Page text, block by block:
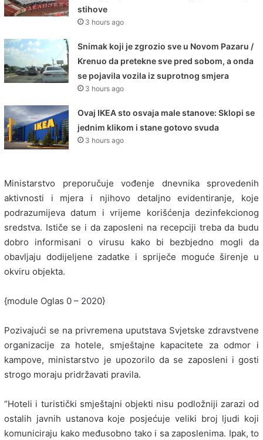
stihove
3 hours ago
Snimak koji je zgrozio sve u Novom Pazaru /
Krenuo da pretekne sve pred sobom, a onda
se pojavila vozila iz suprotnog smjera
3 hours ago
Ovaj IKEA sto osvaja male stanove: Sklopi se
jednim klikom i stane gotovo svuda
3 hours ago
Ministarstvo preporučuje vođenje dnevnika sprovedenih
aktivnosti i mjera i njihovo detaljno evidentiranje, koje
podrazumijeva datum i vrijeme korišćenja dezinfekcionog
sredstva. Ističe se i da zaposleni na recepciji treba da budu
dobro informisani o virusu kako bi bezbjedno mogli da
obavljaju dodijeljene zadatke i spriječe moguće širenje u
okviru objekta.
{module Oglas 0 – 2020}
Pozivajući se na privremena uputstava Svjetske zdravstvene
organizacije za hotele, smještajne kapacitete za odmor i
kampove, ministarstvo je upozorilo da se zaposleni i gosti
strogo moraju pridržavati pravila.
“Hoteli i turistički smještajni objekti nisu podložniji zarazi od
ostalih javnih ustanova koje posjećuje veliki broj ljudi koji
komuniciraju kako međusobno tako i sa zaposlenima. Ipak, to